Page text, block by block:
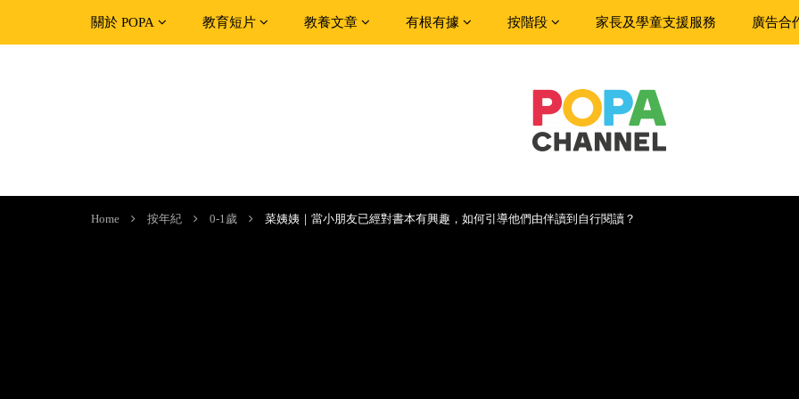
關於 POPA 教育短片 教養文章 有根有據 按階段 家長及學童支援服務 廣告合
Home 按年紀 0-1歲 菜姨姨｜當小朋友已經對書本有興趣，如何引導他們由伴讀到自行閱讀？